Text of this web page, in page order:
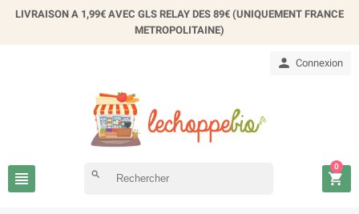
LIVRAISON A 1,99€ AVEC GLS RELAY DES 89€ (UNIQUEMENT FRANCE
METROPOLITAINE)
 Connexion
 search 
0